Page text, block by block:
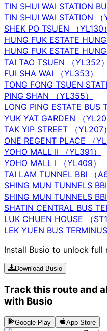
TIN SHUI WAI STATION
TIN SHUI WAI STATION （
SHEK PO TSUEN （YL130）
HUNG FUK ESTATE
HUNG FUK ESTATE
TAI TAO TSUEN （YL352）
FUI SHA WAI （YL353）
TONG FONG TSUEN
PING SHAN （YL355）
LONG PING ESTATE BUS
YUK YAT GARDEN （
TAK YIP STREET （YL207）
ONE REGENT PLACE （
YOHO MALL II （YL391）
YOHO MALL I （YL409）
TAI LAM TUNNEL BBI （
SHING MUN TUNNELS
SHING MUN TUNNELS
SHATIN CENTRAL BUS
LUK CHUEN HOUSE （
LEK YUEN BUS
Install Busio to unlock full
Download Busio
Track this route and
with Busio
Google Play App Store